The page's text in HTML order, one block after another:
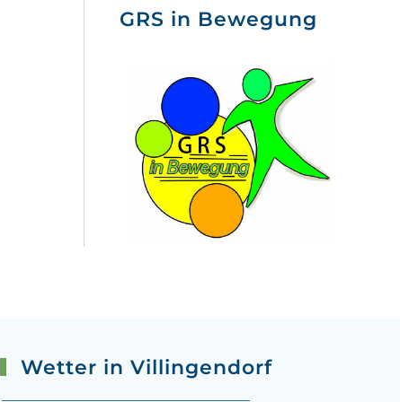
GRS in Bewegung
Wetter in Villingendorf